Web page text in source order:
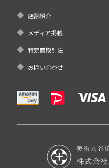
店舗紹介
メディア掲載
特定商取引法
お問い合わせ